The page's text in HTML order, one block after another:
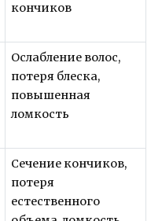
кончиков
Ослабление волос,
потеря блеска,
повышенная
ломкость
Сечение кончиков,
потеря
естественного